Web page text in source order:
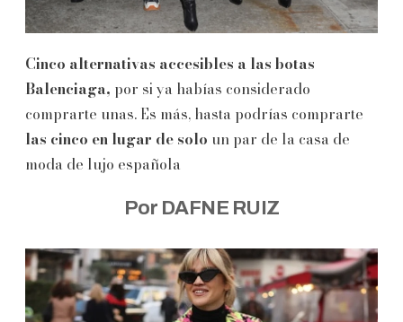
Cinco alternativas accesibles a las botas
Balenciaga, por si ya habías considerado
comprarte unas. Es más, hasta podrías comprarte
las cinco en lugar de solo un par de la casa de
moda de lujo española
Por DAFNE RUIZ